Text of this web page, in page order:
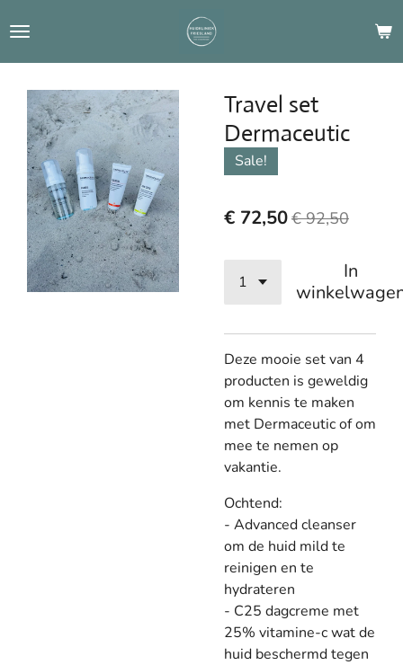
direct
naar
hoofdinhoud
Travel set
Dermaceutic
Sale!
€ 72,50€ 92,50
In
Deze mooie set van 4
producten is geweldig
om kennis te maken
met Dermaceutic of om
mee te nemen op
vakantie.
Ochtend:
- Advanced cleanser
om de huid mild te
reinigen en te
hydrateren
- C25 dagcreme met
25% vitamine-c wat de
huid beschermd tegen